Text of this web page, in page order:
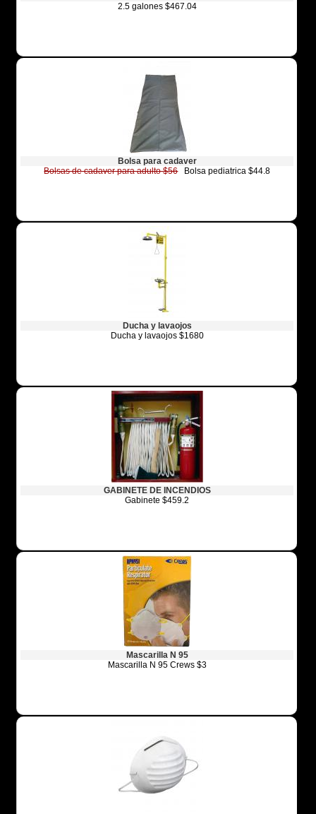
2.5 galones $467.04
Bolsa para cadaver
Bolsas de cadaver para adulto $56Bolsa pediatrica $44.8
Ducha y lavaojos
Ducha y lavaojos $1680
GABINETE DE INCENDIOS
Gabinete $459.2
Mascarilla N 95
Mascarilla N 95 Crews $3